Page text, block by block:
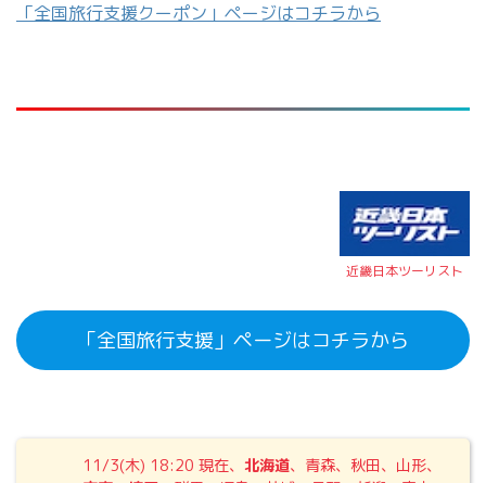
「全国旅行支援クーポン」ページはコチラから
近畿日本ツーリスト
「全国旅行支援」ページはコチラから
11/3(木) 18:20現在、北海道、青森、秋田、山形、